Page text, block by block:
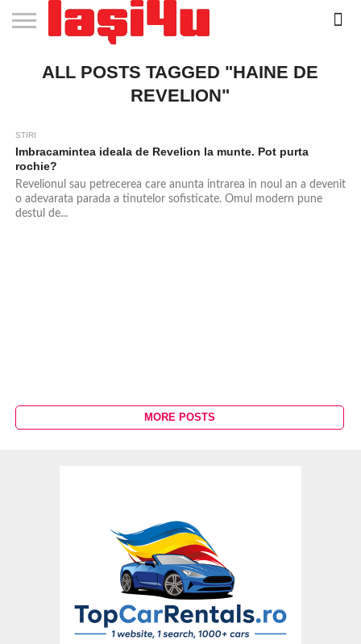
STIRI
APARTAMENTE
NOI IASI
STIRI
IASI
JOBS
IN
FILME
LA
CLUBURI /
DISCOTECI
BARURI /
CAFENELE
SALI DE
FORTA
SALOANE DE
INFRUMUSETARE
AGENTII
DE
RESTAURANTE
IN IASI
PIZZA
IN
PISCINA
IN IASI
FLORARII
RADIO
LIVE
SPALATORII
AUTO
TRACTARI
AUTO
TAXI
IN
CINEMA
TEATRU
HOTELURI
TEREN
SPORTIV
TEREN
TENIS
FARMACII
NON
COFFEE-
TO-GO
FIRME DE
PUBLICITATE
RENT
ALL POSTS TAGGED "HAINE DE
REVELION"
STIRI
Imbracamintea ideala de Revelion la munte. Pot purta
rochie?
Revelionul sau petrecerea care anunta intrarea in noul an a devenit
o adevarata parada a tinutelor sofisticate. Omul modern pune
destul de...
MORE POSTS